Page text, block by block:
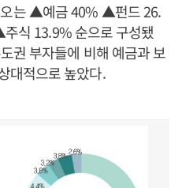
오는 ▲예금 40% ▲펀드 26.
식 13.9% 순으로 구성됐
권 부자들에 비해 예금과 보
대적으로 높았다.